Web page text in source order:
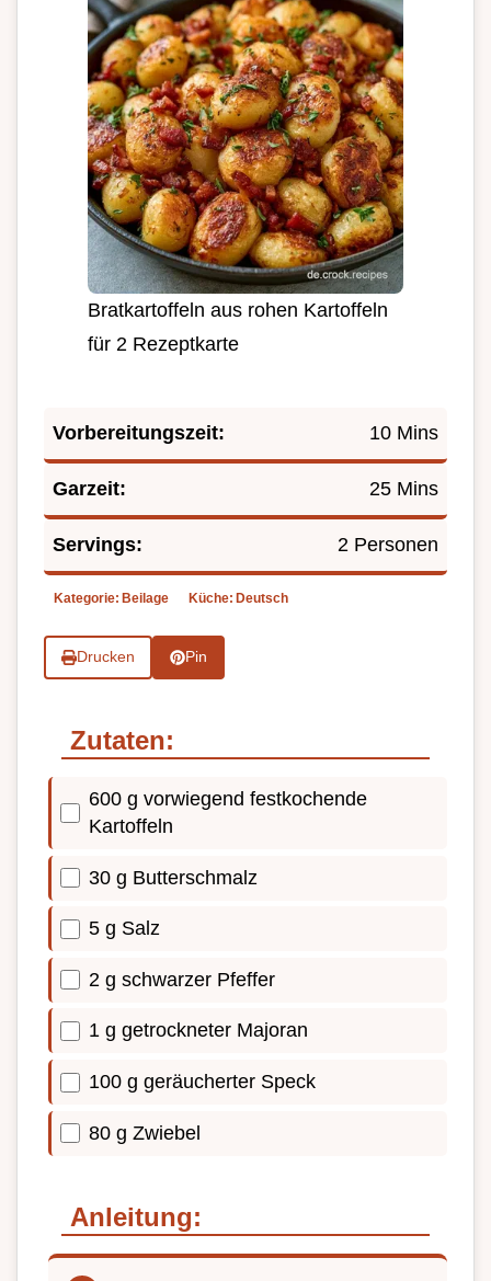
Bratkartoffeln aus rohen Kartoffeln
für 2 Rezeptkarte
Vorbereitungszeit: 10 Mins
Garzeit: 25 Mins
Servings: 2 Personen
Kategorie: Beilage Küche: Deutsch
Drucken Pin
Zutaten:
600 g vorwiegend festkochende
Kartoffeln
30 g Butterschmalz
5 g Salz
2 g schwarzer Pfeffer
1 g getrockneter Majoran
100 g geräucherter Speck
80 g Zwiebel
Anleitung: